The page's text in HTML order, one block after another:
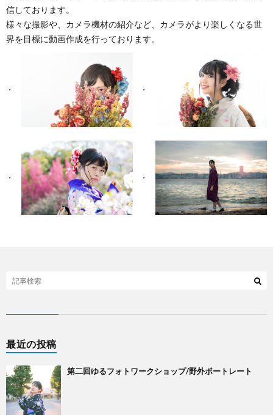
b
ご
紹
介
つ
ォ
タ
ジ
オ
信しております。
様々な撮影や、カメラ機材の紹介など、カメラがより楽しくなる世
界を目標に動画作成を行っております。
最近の投稿
第二回ゆるフォトワークショップ/野外ポートレート